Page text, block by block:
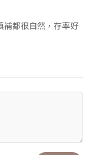
補都很自然，存率好